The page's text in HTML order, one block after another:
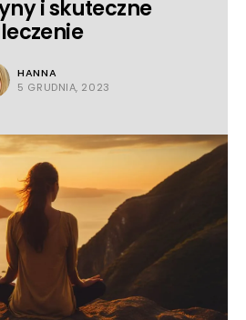
i skuteczne
leczenie
HANNA
5 GRUDNIA, 2023